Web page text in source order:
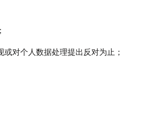
对个人数据处理提出反对为止；